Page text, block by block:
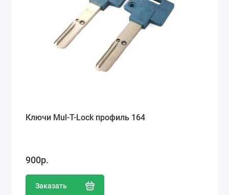
Ключи Mul-T-Lock профиль 164
900р.
Заказать